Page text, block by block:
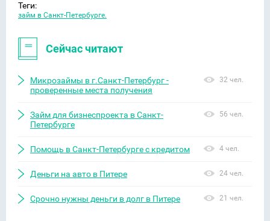
Теги:
займ в Санкт-Петербурге.
Сейчас читают
Микрозаймы в г.Санкт-Петербург -
проверенные места получения
32 чел.
Займ для бизнеспроекта в Санкт-
Петербурге
56 чел.
Помощь в Санкт-Петербурге с кредитом 4 чел.
Деньги на авто в Питере 24 чел.
Срочно нужны деньги в долг в Питере 21 чел.